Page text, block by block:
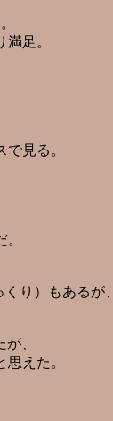
足。
見る。
り）もあるが、
、
えた。